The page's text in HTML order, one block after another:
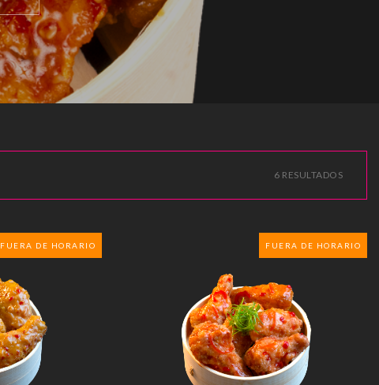
6 RESULTADOS
FUERA DE HORARIO FUERA DE HORARIO